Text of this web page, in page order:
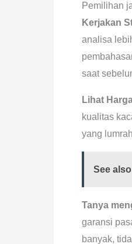
Pemilihan
Kerjakan
analisa
saat
Lihat
kualitas
yang
See also
Tanya
garansi
banyak,